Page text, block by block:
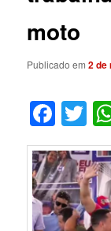
moto
Publicado em2 de